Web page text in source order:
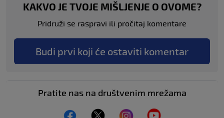
KAKVO JE TVOJE MIŠLJENJE O OVOME?
Pridruži se raspravi ili pročitaj komentare
Budi prvi koji će ostaviti komentar
Pratite nas na društvenim mrežama